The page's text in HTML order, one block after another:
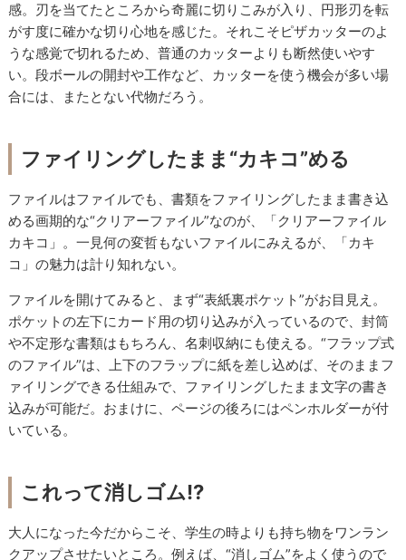
感。刃を当てたところから奇麗に切りこみが入り、円形刃を転
がす度に確かな切り心地を感じた。それこそピザカッターのよ
うな感覚で切れるため、普通のカッターよりも断然使いやす
い。段ボールの開封や工作など、カッターを使う機会が多い場
合には、またとない代物だろう。
ファイリングしたまま“カキコ”める
ファイルはファイルでも、書類をファイリングしたまま書き込
める画期的な“クリアーファイル”なのが、「クリアーファイル
カキコ」。一見何の変哲もないファイルにみえるが、「カキ
コ」の魅力は計り知れない。
ファイルを開けてみると、まず“表紙裏ポケット”がお目見え。
ポケットの左下にカード用の切り込みが入っているので、封筒
や不定形な書類はもちろん、名刺収納にも使える。“フラップ式
のファイル”は、上下のフラップに紙を差し込めば、そのままフ
ァイリングできる仕組みで、ファイリングしたまま文字の書き
込みが可能だ。おまけに、ページの後ろにはペンホルダーが付
いている。
これって消しゴム!?
大人になった今だからこそ、学生の時よりも持ち物をワンラン
クアップさせたいところ。例えば、“消しゴム”をよく使うので